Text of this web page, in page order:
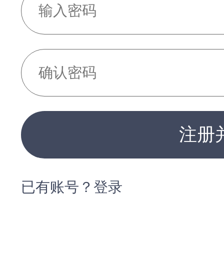
注册
已有账号？登录